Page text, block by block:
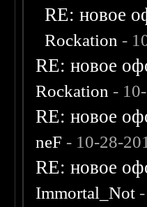
RE: новое
Rockation -
RE: новое
Rockation -
RE: новое
neF - 10-28-
RE: новое
Immortal_Not